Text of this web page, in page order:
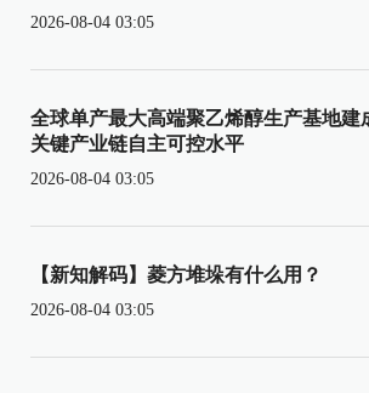
2026-08-04 03:05
全球单产最大高端聚乙烯醇生产基地建
关键产业链自主可控水平
2026-08-04 03:05
【新知解码】菱方堆垛有什么用？
2026-08-04 03:05